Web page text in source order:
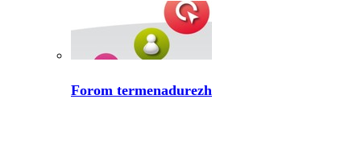
Forom termenadurezh